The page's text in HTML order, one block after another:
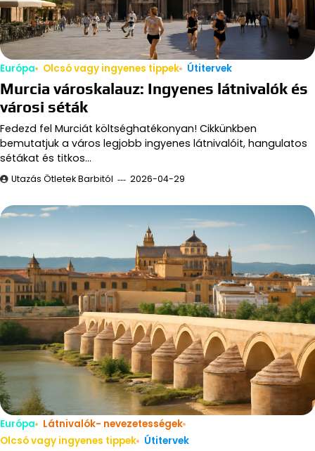
Európa Olcsó vagy ingyenes tippek Útitervek
Murcia városkalauz: Ingyenes látnivalók és
városi séták
Fedezd fel Murciát költséghatékonyan! Cikkünkben
bemutatjuk a város legjobb ingyenes látnivalóit, hangulatos
sétákat és titkos…
Utazás Ötletek Barbitól 2026-04-29
Európa
Látnivalók- nevezetességek
Olcsó vagy ingyenes tippek
Útitervek